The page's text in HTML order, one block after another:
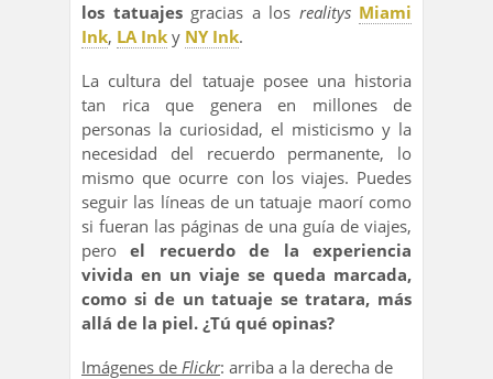
los tatuajesgracias a los realitys Miami
Ink, LA Ink y NY Ink.
La cultura del tatuaje posee una historia
tan rica que genera en millones de
personas la curiosidad, el misticismo y la
necesidad del recuerdo permanente, lo
mismo que ocurre con los viajes. Puedes
seguir las líneas de un tatuaje maorí como
si fueran las páginas de una guía de viajes,
peroel recuerdo de la experiencia
vivida en un viaje se queda marcada,
como si de un tatuaje se tratara, más
allá de la piel. ¿Tú qué opinas?
Imágenes de Flickr: arriba a la derecha de